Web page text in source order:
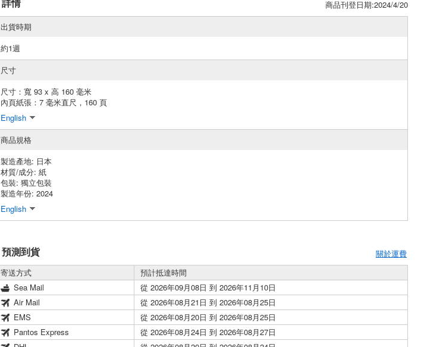
商品刊登日期:2024/4/20
出貨時期
約1週
尺寸
尺寸：寬 93 x 高 160 毫米
內頁紙張：7 毫米直尺，160 頁
English
商品規格
製造產地: 日本
材質/成分: 紙
包裝: 獨立包裝
製造年份: 2024
English
預測到貨
關於運費
寄送方式
預計抵達時間
Sea Mail
從 2026年09月08日 到 2026年11月10日
Air Mail
從 2026年08月21日 到 2026年08月25日
EMS
從 2026年08月20日 到 2026年08月25日
Pantos Express
從 2026年08月24日 到 2026年08月27日